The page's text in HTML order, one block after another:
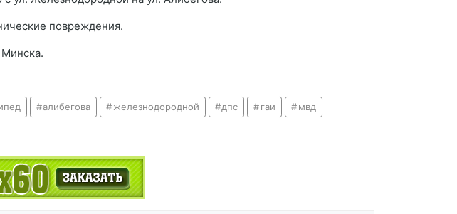
повреждения.
алибегова железнодородной дпс гаи мвд